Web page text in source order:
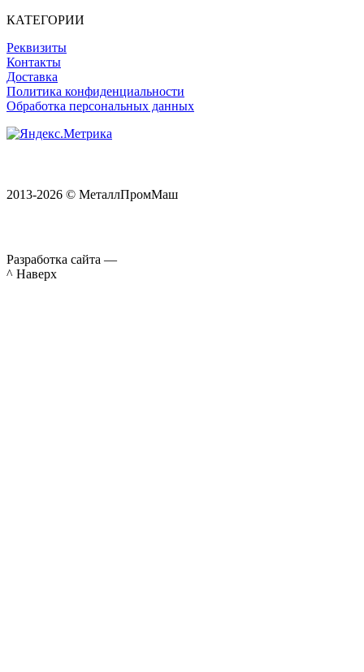
КАТЕГОРИИ
Реквизиты
Контакты
Доставка
Политика конфиденциальности
Обработка персональных данных
2013-2026 © МеталлПромМаш
Разработка сайта —
^ Наверх